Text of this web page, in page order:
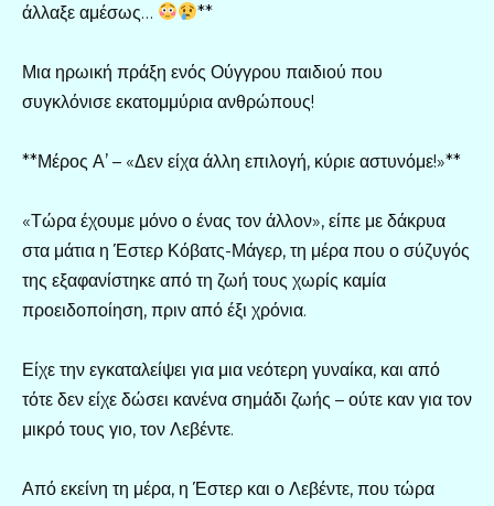
άλλαξε αμέσως…
**
Μια ηρωική πράξη ενός Ούγγρου παιδιού που
συγκλόνισε εκατομμύρια ανθρώπους!
**Μέρος Α’ – «Δεν είχα άλλη επιλογή, κύριε αστυνόμε!»**
«Τώρα έχουμε μόνο ο ένας τον άλλον», είπε με δάκρυα
στα μάτια η Έστερ Κόβατς-Μάγερ, τη μέρα που ο σύζυγός
της εξαφανίστηκε από τη ζωή τους χωρίς καμία
προειδοποίηση, πριν από έξι χρόνια.
Είχε την εγκαταλείψει για μια νεότερη γυναίκα, και από
τότε δεν είχε δώσει κανένα σημάδι ζωής – ούτε καν για τον
μικρό τους γιο, τον Λεβέντε.
Από εκείνη τη μέρα, η Έστερ και ο Λεβέντε, που τώρα